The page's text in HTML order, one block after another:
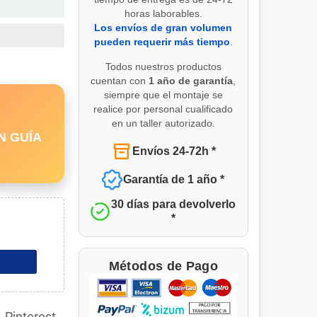
GUÍA
horas laborables.
Los envíos de gran volumen
pueden requerir más tiempo
Todos nuestros productos
cuentan con 1 año de garantía
siempre que el montaje se
realice por personal cualificado
en un taller autorizado.
Envíos 24-72h *
Garantía de 1 año *
30 días para devolverlo
*
Métodos de Pago